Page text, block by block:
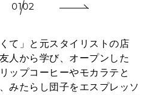
0102
て」と元スタイリストの店
人から学び、オープンした
ップコーヒーやモカラテと
みたらし団子をエスプレッソ